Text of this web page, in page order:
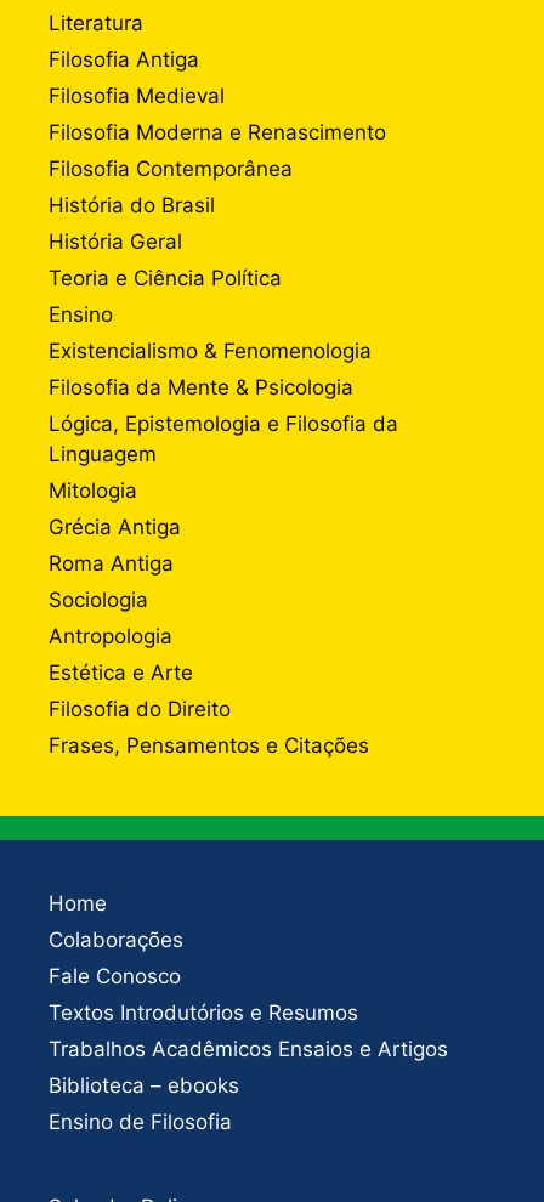
Literatura
Filosofia Antiga
Filosofia Medieval
Filosofia Moderna e Renascimento
Filosofia Contemporânea
História do Brasil
História Geral
Teoria e Ciência Política
Ensino
Existencialismo & Fenomenologia
Filosofia da Mente & Psicologia
Lógica, Epistemologia e Filosofia da
Linguagem
Mitologia
Grécia Antiga
Roma Antiga
Sociologia
Antropologia
Estética e Arte
Filosofia do Direito
Frases, Pensamentos e Citações
Home
Colaborações
Fale Conosco
Textos Introdutórios e Resumos
Trabalhos Acadêmicos Ensaios e Artigos
Biblioteca – ebooks
Ensino de Filosofia